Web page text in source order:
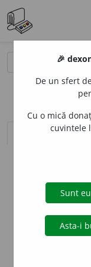
sinteza definițiilor
info
🎉
De un sfert
Cu o mică
cuvintele